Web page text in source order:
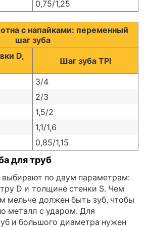
0,75/1,25
с напайками: переменный
шаг зуба
D,
Шаг зуба TPI
3/4
2/3
1,5/2
1,1/1,6
0,85/1,15
для труб
выбирают по двум параметрам:
D и толщине стенки S. Чем
мельче должен быть зуб, чтобы
металл с ударом. Для
и большого диаметра нужен